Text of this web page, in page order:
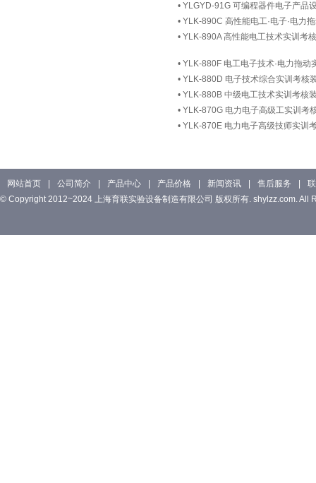
• YLGYD-91G 可编程器件电子产品
• YLK-890C 高性能电工·电子·电力
• YLK-890A 高性能电工技术实训考
• YLK-880F 电工电子技术·电力拖动
• YLK-880D 电子技术综合实训考核
• YLK-880B 中级电工技术实训考核
• YLK-870G 电力电子高级工实训考
• YLK-870E 电力电子高级技师实训
网站首页 公司简介 产品中心 产品价格 新闻资讯 售后服务
© Copyright 2012~2024 上海育联实验设备制造有限公司 版权所有. shylzz.com. All